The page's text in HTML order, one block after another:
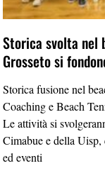
Storica svolta nel
Grosseto si
Storica fusione nel
Coaching e Beach
Le attività si
Cimabue e della
ed eventi